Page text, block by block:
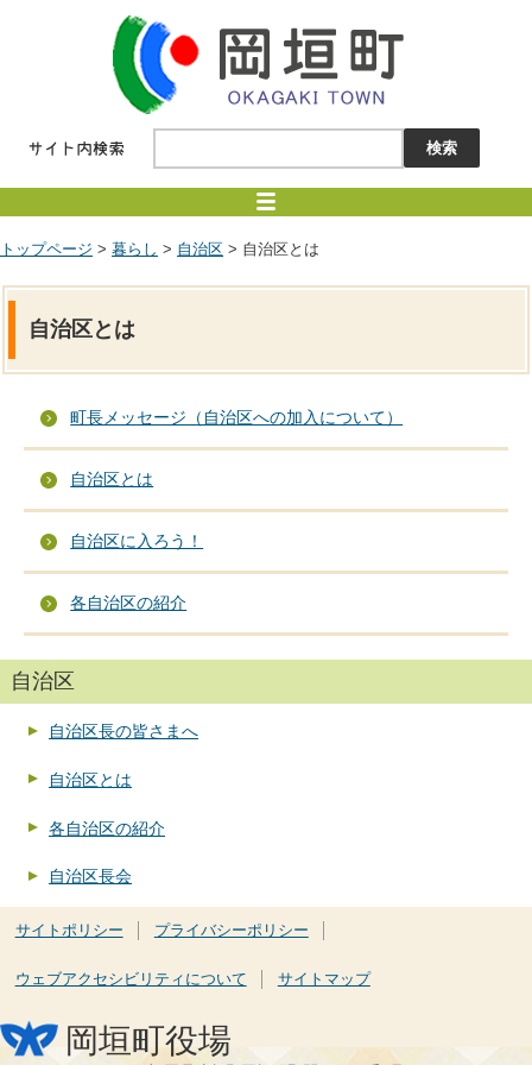
トップページ > 暮らし > 自治区 > 自治区とは
自治区とは
町長メッセージ（自治区への加入について）
自治区とは
自治区に入ろう！
各自治区の紹介
自治区
自治区長の皆さまへ
自治区とは
各自治区の紹介
自治区長会
サイトポリシー プライバシーポリシー
ウェブアクセシビリティについて サイトマップ
岡垣町役場